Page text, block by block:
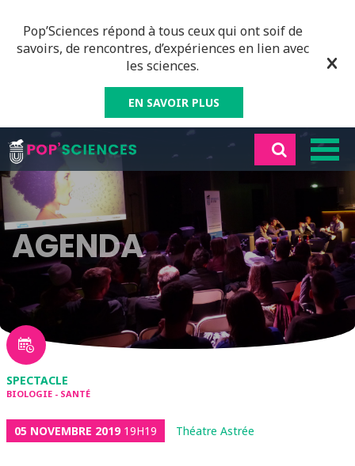
Pop’Sciences répond à tous ceux qui ont soif de
savoirs, de rencontres, d’expériences en lien avec
les sciences.
EN SAVOIR PLUS
AGENDA
SPECTACLE
BIOLOGIE - SANTÉ
05 NOVEMBRE 201919H19 Théatre Astrée